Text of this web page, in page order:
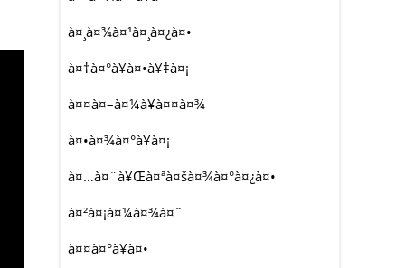
à¤¸à¤¾à¤¹à¤¸à¤¿à¤•
à¤†à¤°à¥à¤•à¥‡à¤¡
à¤¤à¤–à¤¼à¥à¤¤à¤¾
à¤•à¤¾à¤°à¥à¤¡
à¤…à¤¨à¥Œà¤ªà¤šà¤¾à¤°à¤¿à¤•
à¤²à¤¡à¤¼à¤¾à¤ˆ
à¤¤à¤°à¥à¤•